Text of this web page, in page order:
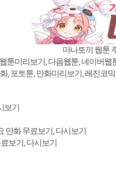
마나토끼 웹툰
미리보기, 다음웹툰, 네이버
, 포토툰, 만화미리보기, 레진코
보기
만화 무료보기, 다시보기
보기, 다시보기